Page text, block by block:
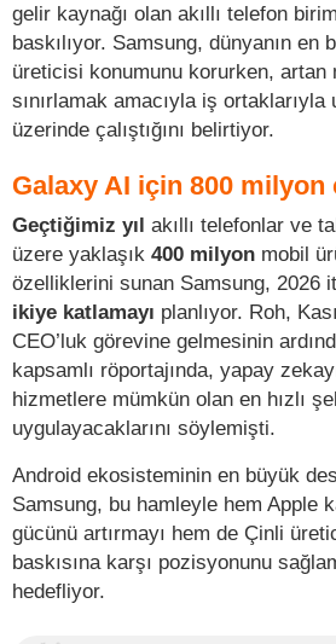
gelir kaynağı olan akıllı telefon
baskılıyor. Samsung, dünyanın en
üreticisi konumunu korurken, artan
sınırlamak amacıyla iş
üzerinde çalıştığını belirtiyor.
Galaxy AI için 800 milyon
Geçtiğimiz yıl akıllı telefonlar ve
üzere yaklaşık 400 milyon mobil
özelliklerini sunan Samsung, 2026
ikiye katlamayı planlıyor. Roh,
CEO’luk görevine gelmesinin
kapsamlı röportajında, yapay
hizmetlere mümkün olan en hızlı
uygulayacaklarını söylemişti.
Android ekosisteminin en büyük
Samsung, bu hamleyle hem Apple
gücünü artırmayı hem de Çinli
baskısına karşı pozisyonunu
hedefliyor.